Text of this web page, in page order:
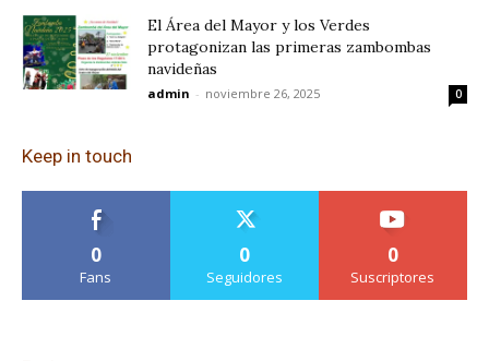
El Área del Mayor y los Verdes
protagonizan las primeras zambombas
navideñas
admin - noviembre 26, 2025 0
Keep in touch
0
Fans
0
Seguidores
0
Suscriptores